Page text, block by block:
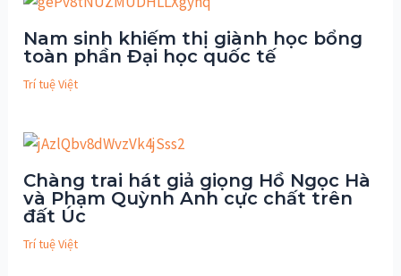
Nam sinh khiếm thị giành học bổng
toàn phần Đại học quốc tế
Trí tuệ Việt
Chàng trai hát giả giọng Hồ Ngọc Hà
và Phạm Quỳnh Anh cực chất trên
đất Úc
Trí tuệ Việt